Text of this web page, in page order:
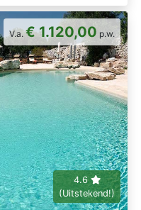
V.a.€ 1.120,00 p.w.
4.6
(Uitstekend!)